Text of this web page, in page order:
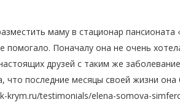
маму в стационар
помогало. Поначалу она не очень
друзей с таким же
что последние месяцы своей жизни
krym.ru/testimonials/elena-somova-